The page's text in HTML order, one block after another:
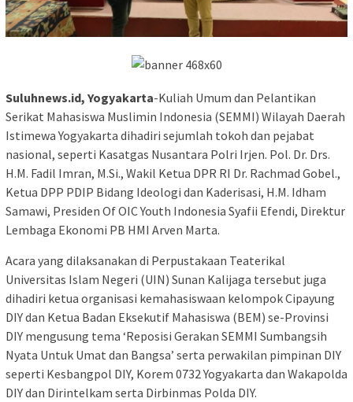
Suluhnews.id, Yogyakarta-Kuliah Umum dan Pelantikan
Serikat Mahasiswa Muslimin Indonesia (SEMMI) Wilayah Daerah
Istimewa Yogyakarta dihadiri sejumlah tokoh dan pejabat
nasional, seperti Kasatgas Nusantara Polri Irjen. Pol. Dr. Drs.
H.M. Fadil Imran, M.Si., Wakil Ketua DPR RI Dr. Rachmad Gobel.,
Ketua DPP PDIP Bidang Ideologi dan Kaderisasi, H.M. Idham
Samawi, Presiden Of OIC Youth Indonesia Syafii Efendi, Direktur
Lembaga Ekonomi PB HMI Arven Marta.
Acara yang dilaksanakan di Perpustakaan Teaterikal
Universitas Islam Negeri (UIN) Sunan Kalijaga tersebut juga
dihadiri ketua organisasi kemahasiswaan kelompok Cipayung
DIY dan Ketua Badan Eksekutif Mahasiswa (BEM) se-Provinsi
DIY mengusung tema ‘Reposisi Gerakan SEMMI Sumbangsih
Nyata Untuk Umat dan Bangsa’ serta perwakilan pimpinan DIY
seperti Kesbangpol DIY, Korem 0732 Yogyakarta dan Wakapolda
DIY dan Dirintelkam serta Dirbinmas Polda DIY.